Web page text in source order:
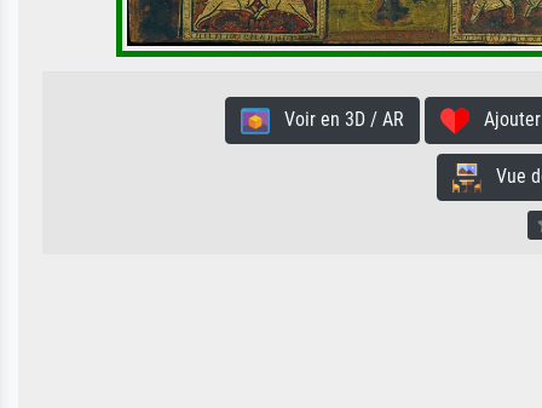
Voir en 3D / AR
Vue